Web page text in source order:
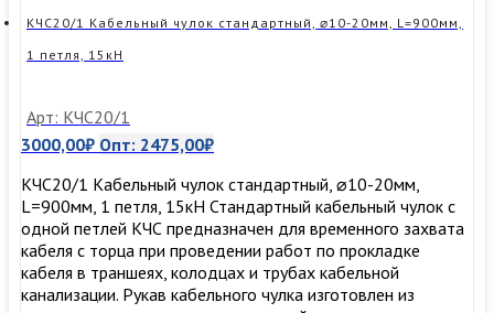
КЧС20/1 Кабельный чулок стандартный, ⌀10-20мм, L=900мм,
1 петля, 15кН
Арт: КЧС20/1
3000,00₽ Опт: 2475,00₽
КЧС20/1 Кабельный чулок стандартный, ⌀10-20мм,
L=900мм, 1 петля, 15кН Стандартный кабельный чулок с
одной петлей КЧС предназначен для временного захвата
кабеля с торца при проведении работ по прокладке
кабеля в траншеях, колодцах и трубах кабельной
канализации. Рукав кабельного чулка изготовлен из